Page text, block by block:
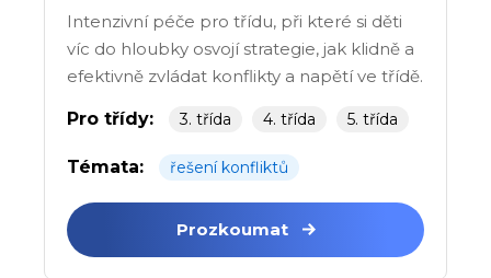
Intenzivní péče pro třídu, při které si děti
víc do hloubky osvojí strategie, jak klidně a
efektivně zvládat konflikty a napětí ve třídě.
Pro třídy: 3. třída 4. třída 5. třída
Témata: řešení konfliktů
Prozkoumat